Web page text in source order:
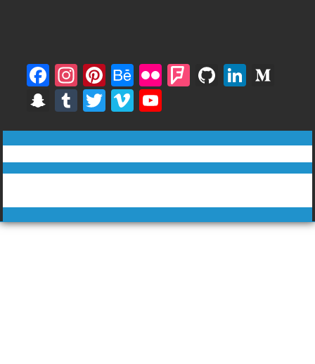
F
ac
e
b
o
k
In
st
a
gr
a
Pi
nt
er
e
st
B
e
h
a
n
e
Fli F
rs
q
ar
e
Gi
u
b
Li
e
dI
u
m
S
n
a
p
h
at
T
u
m
bl
T
w
itt
er
Vi
m
e
o
o
u
T
b
e